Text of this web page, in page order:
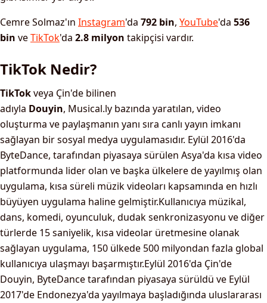
Cemre Solmaz'ın Instagram'da 792 bin, YouTube'da 536
bin veTikTok'da 2.8 milyon takipçisi vardır.
TikTok Nedir?
TikTokveya Çin'de bilinen
adıyla Douyin, Musical.ly bazında yaratılan, video
oluşturma ve paylaşmanın yanı sıra canlı yayın imkanı
sağlayan bir sosyal medya uygulamasıdır. Eylül 2016'da
ByteDance, tarafından piyasaya sürülen Asya'da kısa video
platformunda lider olan ve başka ülkelere de yayılmış olan
uygulama, kısa süreli müzik videoları kapsamında en hızlı
büyüyen uygulama haline gelmiştir.Kullanıcıya müzikal,
dans, komedi, oyunculuk, dudak senkronizasyonu ve diğer
türlerde 15 saniyelik, kısa videolar üretmesine olanak
sağlayan uygulama, 150 ülkede 500 milyondan fazla global
kullanıcıya ulaşmayı başarmıştır.Eylül 2016'da Çin'de
Douyin, ByteDance tarafından piyasaya sürüldü ve Eylül
2017'de Endonezya'da yayılmaya başladığında uluslararası